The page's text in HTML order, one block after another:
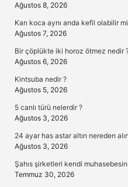
Ağustos 8, 2026
Karı koca aynı anda kefil olabilir
Ağustos 7, 2026
Bir çöplükte iki horoz ötmez nedir
Ağustos 6, 2026
Kintsuba nedir ?
Ağustos 5, 2026
5 canlı türü nelerdir ?
Ağustos 3, 2026
24 ayar has astar altın nereden
Ağustos 3, 2026
Şahıs şirketleri kendi
Temmuz 30, 2026